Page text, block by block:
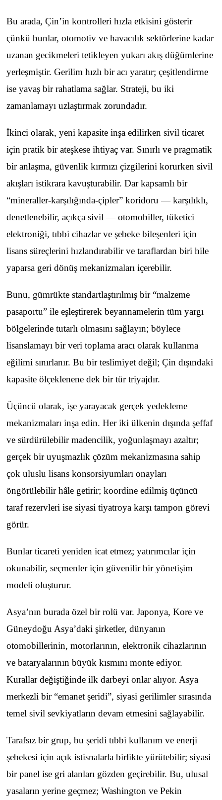
Bu arada, Çin’in kontrolleri hızla etkisini gösterir
çünkü bunlar, otomotiv ve havacılık sektörlerine kadar
uzanan gecikmeleri tetikleyen yukarı akış düğümlerine
yerleşmiştir. Gerilim hızlı bir acı yaratır; çeşitlendirme
ise yavaş bir rahatlama sağlar. Strateji, bu iki
zamanlamayı uzlaştırmak zorundadır.
İkinci olarak, yeni kapasite inşa edilirken sivil ticaret
için pratik bir ateşkese ihtiyaç var. Sınırlı ve pragmatik
bir anlaşma, güvenlik kırmızı çizgilerini korurken sivil
akışları istikrara kavuşturabilir. Dar kapsamlı bir
“mineraller-karşılığında-çipler” koridoru — karşılıklı,
denetlenebilir, açıkça sivil — otomobiller, tüketici
elektroniği, tıbbi cihazlar ve şebeke bileşenleri için
lisans süreçlerini hızlandırabilir ve taraflardan biri hile
yaparsa geri dönüş mekanizmaları içerebilir.
Bunu, gümrükte standartlaştırılmış bir “malzeme
pasaportu” ile eşleştirerek beyannamelerin tüm yargı
bölgelerinde tutarlı olmasını sağlayın; böylece
lisanslamayı bir veri toplama aracı olarak kullanma
eğilimi sınırlanır. Bu bir teslimiyet değil; Çin dışındaki
kapasite ölçeklenene dek bir tür triyajdır.
Üçüncü olarak, işe yarayacak gerçek yedekleme
mekanizmaları inşa edin. Her iki ülkenin dışında şeffaf
ve sürdürülebilir madencilik, yoğunlaşmayı azaltır;
gerçek bir uyuşmazlık çözüm mekanizmasına sahip
çok uluslu lisans konsorsiyumları onayları
öngörülebilir hâle getirir; koordine edilmiş üçüncü
taraf rezervleri ise siyasi tiyatroya karşı tampon görevi
görür.
Bunlar ticareti yeniden icat etmez; yatırımcılar için
okunabilir, seçmenler için güvenilir bir yönetişim
modeli oluşturur.
Asya’nın burada özel bir rolü var. Japonya, Kore ve
Güneydoğu Asya’daki şirketler, dünyanın
otomobillerinin, motorlarının, elektronik cihazlarının
ve bataryalarının büyük kısmını monte ediyor.
Kurallar değiştiğinde ilk darbeyi onlar alıyor. Asya
merkezli bir “emanet şeridi”, siyasi gerilimler sırasında
temel sivil sevkiyatların devam etmesini sağlayabilir.
Tarafsız bir grup, bu şeridi tıbbi kullanım ve enerji
şebekesi için açık istisnalarla birlikte yürütebilir; siyasi
bir panel ise gri alanları gözden geçirebilir. Bu, ulusal
yasaların yerine geçmez; Washington ve Pekin